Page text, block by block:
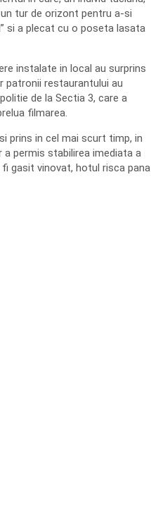
tur de orizont pentru a-si
si a plecat cu o poseta lasata
instalate in local au surprins
patronii restaurantului au
de la Sectia 3, care a
filmarea.
prins in cel mai scurt timp, in
permis stabilirea imediata a
gasit vinovat, hotul risca pana